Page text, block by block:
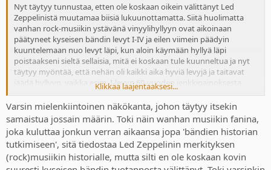
Nyt täytyy tunnustaa, etten ole koskaan oikein välittänyt Led
Zeppelinistä muutamaa biisiä lukuunottamatta. Siitä huolimatta
vanhan rock-musiikin ystävänä vinyylihyllyyn ovat aikoinaan
päätyneet kyseisen bändin levyt I-IV ja eilen viimein päädyin
kuuntelemaan nuo levyt läpi, kun aloin käymään hyllyä läpi
poistaakseni sieltä sellaisia, mitä ei koskaan tule kuunneltua ja nyt
täytyy myöntää, että nehän oli kaikki aika hyviä levyjä ja taitavat
jäädä hyllyyn, vaikka esim. I-levyn 69-vuoden jenkkipainoksesta
saisikin aika hyvät rahat. No, laatumusiikkia ei voi rahassa mitata,
kun sen saatavan rahan lykkäisi kuitenkin johonkin turhuuteen, kun
taas musiikki voi tarjota hienoja elämyksiä vuosikymmeniksi
eteenpäin. Stairway to Heavenille en kuitenkaan edelleenkään
oikein lämmennyt, vaikka en sitä nyt varsinaisesti huonona biisinä
pidäkään.
Klikkaa laajentaaksesi...
Varsin mielenkiintoinen näkökanta, johon täytyy itsekin
samaistua jossain määrin. Toki näin wanhan musiikin fanina,
joka kuluttaa jonkun verran aikaansa jopa 'bändien historian
tutkimiseen', sitä tiedostaa Led Zeppelinin merkityksen
(rock)musiikin historialle, mutta silti en ole koskaan kovin